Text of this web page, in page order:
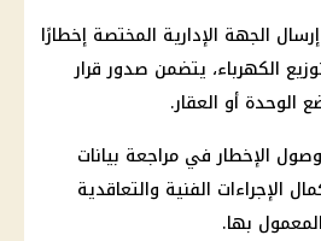
الجهة الإدارية المختصة إخطارًا
الكهرباء، يتضمن صدور قرار
الوحدة أو العقار.
الإخطار في مراجعة بيانات
الإجراءات الفنية والتعاقدية
بها.